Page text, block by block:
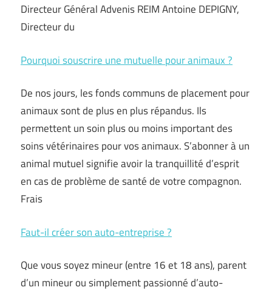
Directeur Général Advenis REIM Antoine DEPIGNY,
Directeur du
Pourquoi souscrire une mutuelle pour animaux ?
De nos jours, les fonds communs de placement pour
animaux sont de plus en plus répandus. Ils
permettent un soin plus ou moins important des
soins vétérinaires pour vos animaux. S’abonner à un
animal mutuel signifie avoir la tranquillité d’esprit
en cas de problème de santé de votre compagnon.
Frais
Faut-il créer son auto-entreprise ?
Que vous soyez mineur (entre 16 et 18 ans), parent
d’un mineur ou simplement passionné d’auto-